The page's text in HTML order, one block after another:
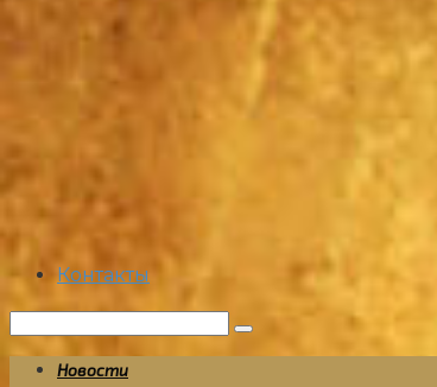
Контакты
Новости